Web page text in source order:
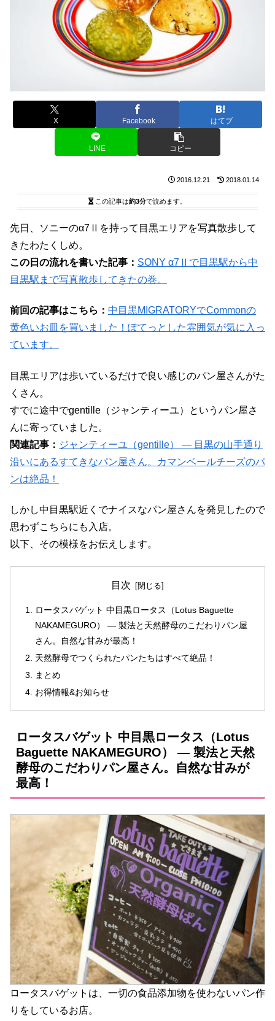
X Facebook はてブ
LINE コピー
2016.12.21 2018.01.14
この記事は約3分で読めます。
先日、ソニーのα7Ⅱを持って目黒エリアを写真散歩して
きたわたくしめ。
この日の流れを書いた記事： SONY α7Ⅱで目黒駅から中
目黒駅まで写真散歩してきたの巻。
前回の記事はこちら： 中目黒MIGRATORYでCommonの
黄色いお皿を買いました！ぽてっとした雰囲気が気に入っ
ています。
目黒エリアは歩いているだけで良い感じのパン屋さんがた
くさん。
すでに途中でgentille（ジャンティーユ）というパン屋さ
んに寄っていました。
関連記事： ジャンティーユ（gentille） ― 目黒の山手通り
沿いにあるすてきなパン屋さん。カマンベールチーズのパ
ンは絶品！
しかし中目黒駅近くでナイスなパン屋さんを発見したので
思わずこちらにも入店。
以下、その模様をお伝えします。
目次
ロータスバゲット 中目黒ロータス（Lotus Baguette
NAKAMEGURO） ― 製法と天然酵母のこだわりパン屋
さん。自然な甘みが最高！
天然酵母でつくられたパンたちはすべて絶品！
まとめ
お得情報&お知らせ
ロータスバゲット 中目黒ロータス（Lotus
Baguette NAKAMEGURO） ― 製法と天然
酵母のこだわりパン屋さん。自然な甘みが
最高！
ロータスバゲットは、一切の食品添加物を使わないパン作
りをしているお店。